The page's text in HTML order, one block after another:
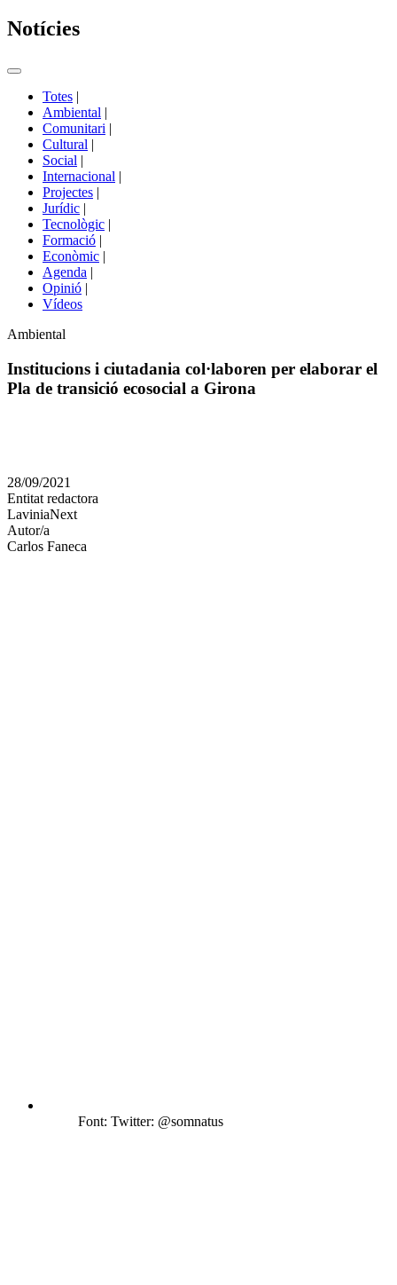
Notícies
Commutador
portals
Totes |
Ambiental |
Comunitari |
Cultural |
Social |
Internacional |
Projectes |
Jurídic |
Tecnològic |
Formació |
Econòmic |
Agenda |
Opinió |
Vídeos
Àmbit
la
notícia
Ambiental
Institucions i ciutadania col·laboren per elaborar el
Pla de transició ecosocial a Girona
en
altres
xarxes
socials
28/09/2021
Entitat redactora
LaviniaNext
Autor/a
Carlos Faneca
Font: Twitter: @somnatus